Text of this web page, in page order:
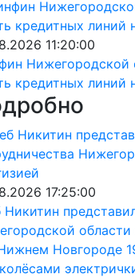
11:20:00
Нижегородской
кредитных линий
17:25:00
Никитин
области